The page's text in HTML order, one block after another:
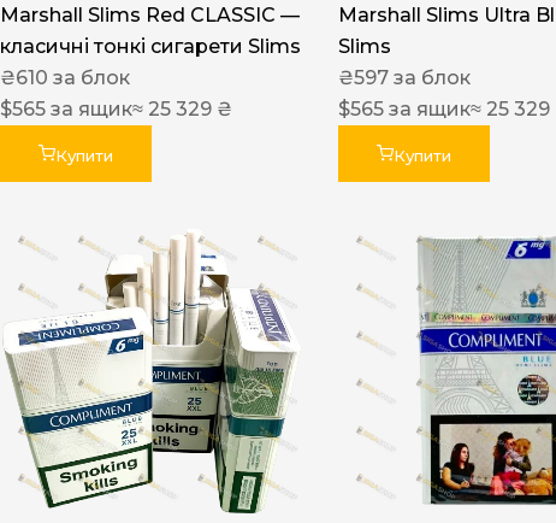
Cigaronne
Marshall Slims Red CLASSIC —
класичні тонкі сигарети Slims
₴610 за блок
$565 за ящик≈ 25 329 ₴
Купити
Marshall Slims Ultra
Slims
₴597 за блок
$565 за ящик≈ 25 329
Купити